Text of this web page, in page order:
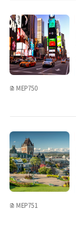
MEP750
MEP751